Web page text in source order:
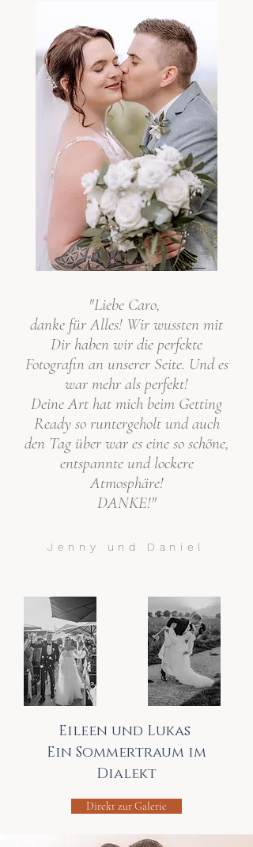
"Liebe Caro,
danke für Alles! Wir wussten mit
Dir haben wir die perfekte
Fotografin an unserer Seite. Und es
war mehr als perfekt!
Deine Art hat mich beim Getting
Ready so runtergeholt und auch
den Tag über war es eine so schöne,
entspannte und lockere
Atmosphäre!
DANKE!"
Jenny und Daniel
Eileen und Lukas
Ein Sommertraum im
Dialekt
Direkt zur Galerie